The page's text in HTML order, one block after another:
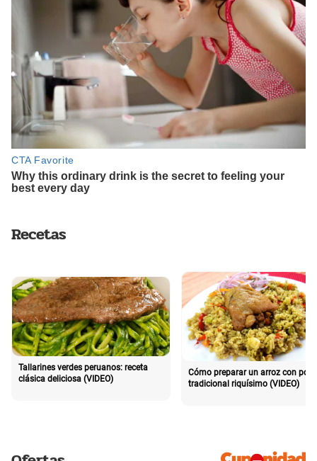
Recetas
Tallarines verdes peruanos: receta
clásica deliciosa (VIDEO)
Cómo preparar un arroz con pollo
tradicional riquísimo (VIDEO)